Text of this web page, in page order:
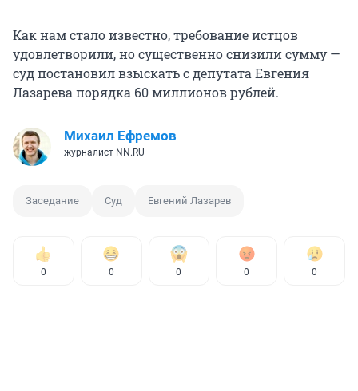
Как нам стало известно, требование истцов
удовлетворили, но существенно снизили сумму —
суд постановил взыскать с депутата Евгения
Лазарева порядка 60 миллионов рублей.
Михаил Ефремов
журналист NN.RU
Заседание Суд Евгений Лазарев
0 0 0 0 0